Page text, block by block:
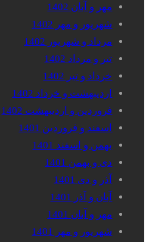
مهر و آبان 1402
شهریور و مهر 1402
مرداد و شهریور 1402
تیر و مرداد 1402
خرداد و تیر 1402
اردیبهشت و خرداد 1402
فروردین و اردیبهشت 1402
اسفند و فروردین 1401
بهمن و اسفند 1401
دی و بهمن 1401
آذر و دی 1401
آبان و آذر 1401
مهر و آبان 1401
شهریور و مهر 1401